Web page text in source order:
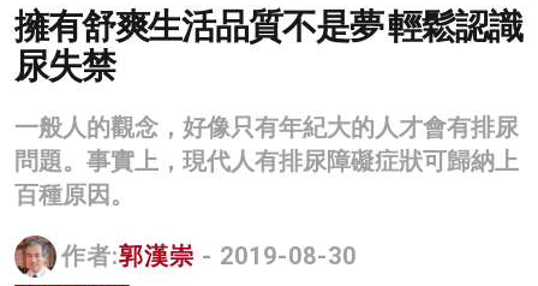
生活
健康
商業
科技
影片
名家榜
擁有舒爽生活品質不是夢 輕鬆認識
尿失禁
一般人的觀念，好像只有年紀大的人才會有排尿
問題。事實上，現代人有排尿障礙症狀可歸納上
百種原因。
作者:郭漢崇 - 2019-08-30